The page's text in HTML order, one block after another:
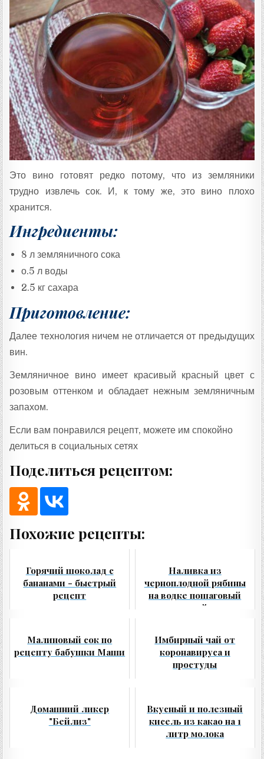
Это вино готовят редко потому, что из земляники
трудно извлечь сок. И, к тому же, это вино плохо
хранится.
Ингредиенты:
8 л земляничного сока
о.5 л воды
2.5 кг сахара
Приготовление:
Далее технология ничем не отличается от предыдущих
вин.
Земляничное вино имеет красивый красный цвет с
розовым оттенком и обладает нежным земляничным
запахом.
Если вам понравился рецепт, можете им спокойно
делиться в социальных сетях
Поделиться рецептом:
Похожие рецепты:
Горячий шоколад с
бананами - быстрый
рецепт
Наливка из
черноплодной рябины
на водке пошаговый
проверенный рецепт
Малиновый сок по
рецепту бабушки Маши
Имбирный чай от
коронавируса и
простуды
Домашний ликер
"Бейлиз"
Вкусный и полезный
кисель из какао на 1
литр молока